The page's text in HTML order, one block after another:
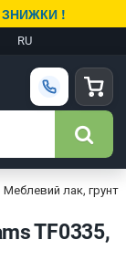
!
RU
Меблевий лак, грунт
TF0335,